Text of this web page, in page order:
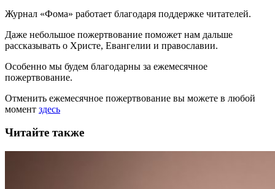
Журнал «Фома» работает благодаря поддержке читателей.
Даже небольшое пожертвование поможет нам дальше
рассказывать о Христе, Евангелии и православии.
Особенно мы будем благодарны за ежемесячное
пожертвование.
Отменить ежемесячное пожертвование вы можете в любой
момент здесь
Читайте также